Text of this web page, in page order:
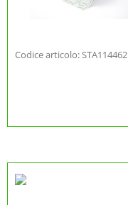
Codice articolo: STA114462